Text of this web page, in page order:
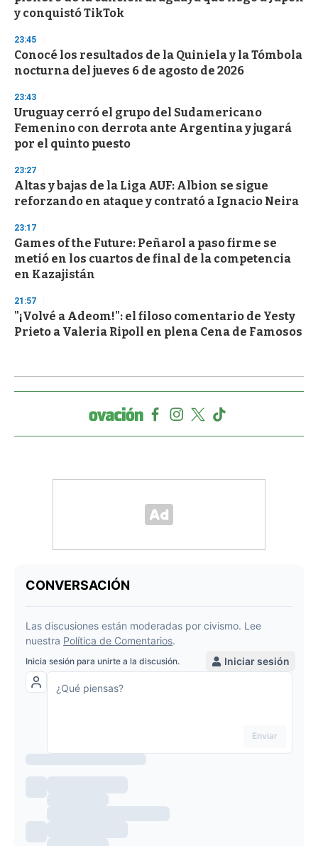
y conquistó TikTok
23:45
Conocé los resultados de la Quiniela y la Tómbola
nocturna del jueves 6 de agosto de 2026
23:43
Uruguay cerró el grupo del Sudamericano
Femenino con derrota ante Argentina y jugará
por el quinto puesto
23:27
Altas y bajas de la Liga AUF: Albion se sigue
reforzando en ataque y contrató a Ignacio Neira
23:17
Games of the Future: Peñarol a paso firme se
metió en los cuartos de final de la competencia
en Kazajistán
21:57
"¡Volvé a Adeom!": el filoso comentario de Yesty
Prieto a Valeria Ripoll en plena Cena de Famosos